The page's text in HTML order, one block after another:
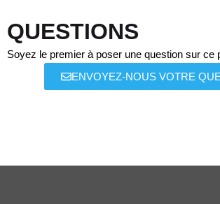
QUESTIONS
Soyez le premier à poser une question sur ce
ENVOYEZ-NOUS VOTRE